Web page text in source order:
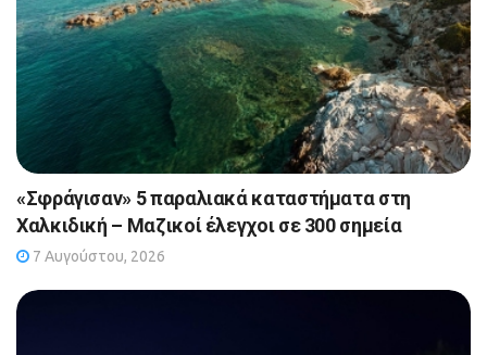
«Σφράγισαν» 5 παραλιακά καταστήματα στη
Χαλκιδική – Μαζικοί έλεγχοι σε 300 σημεία
7 Αυγούστου, 2026